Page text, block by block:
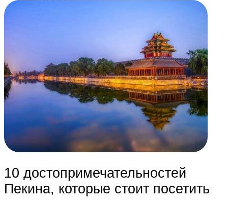
10 достопримечательностей
Пекина, которые стоит посетить